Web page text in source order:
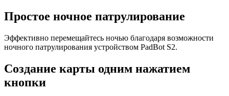
Простое ночное патрулирование
Эффективно перемещайтесь ночью благодаря возможности
ночного патрулирования устройством PadBot S2.
Создание карты одним нажатием
кнопки